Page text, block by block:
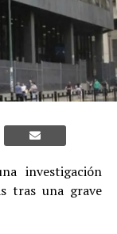
investigación
tras una grave